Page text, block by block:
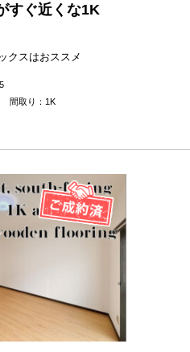
すぐ近くな1K
クスはおススメ
間取り：1K